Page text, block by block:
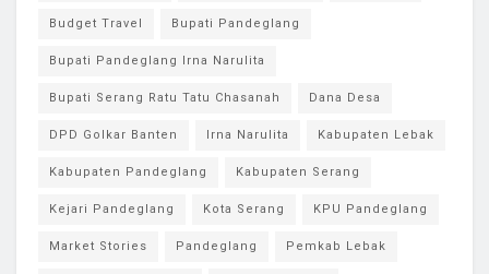
Budget Travel Bupati Pandeglang
Bupati Pandeglang Irna Narulita
Bupati Serang Ratu Tatu Chasanah Dana Desa
DPD Golkar Banten Irna Narulita Kabupaten Lebak
Kabupaten Pandeglang Kabupaten Serang
Kejari Pandeglang Kota Serang KPU Pandeglang
Market Stories Pandeglang Pemkab Lebak